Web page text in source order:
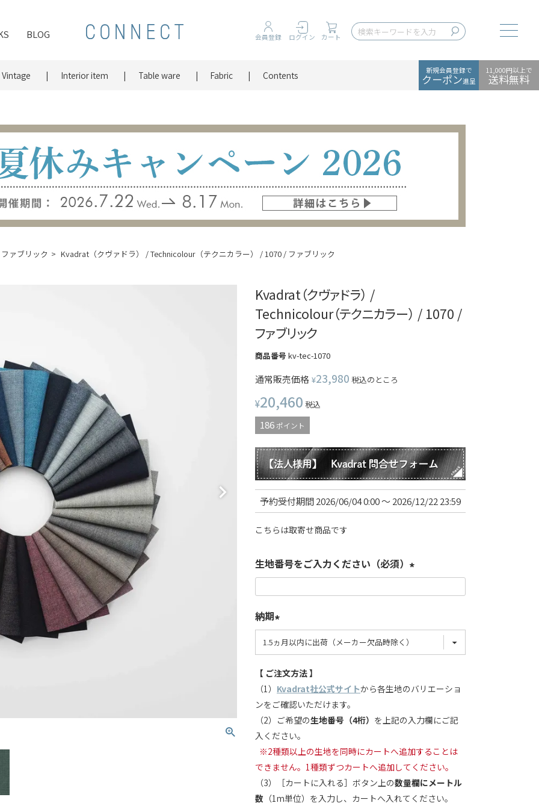
BLOG 会員登録 ログイン カート
Vintage Interior item Table ware Fabric Contents 新規会員登録で
クーポン進呈
11,000円以上で
送料無料
ファブリック Kvadrat（クヴァドラ） / Technicolour（テクニカラー） / 1070 / ファブリック
Kvadrat（クヴァドラ） /
Technicolour（テクニカラー） / 1070 /
ファブリック
商品番号 kv-tec-1070
通常販売価格 ¥23,980 税込のところ
¥20,460 税込
186 ポイント
予約受付期間2026/06/04 0:00〜2026/12/22 23:59
こちらは取寄せ商品です
生地番号をご入力ください（必須）
納期
【 ご注文方法 】
（1） Kvadrat社公式サイトから各生地のバリエーショ
ンをご確認いただけます。
（2）ご希望の生地番号（4桁） を上記の入力欄にご記
入ください。
※2種類以上の生地を同時にカートへ追加することは
できません。1種類ずつカートへ追加してください。
（3）［カートに入れる］ボタン上の数量欄にメートル
数 （1m単位）を入力し、カートへ入れてください。